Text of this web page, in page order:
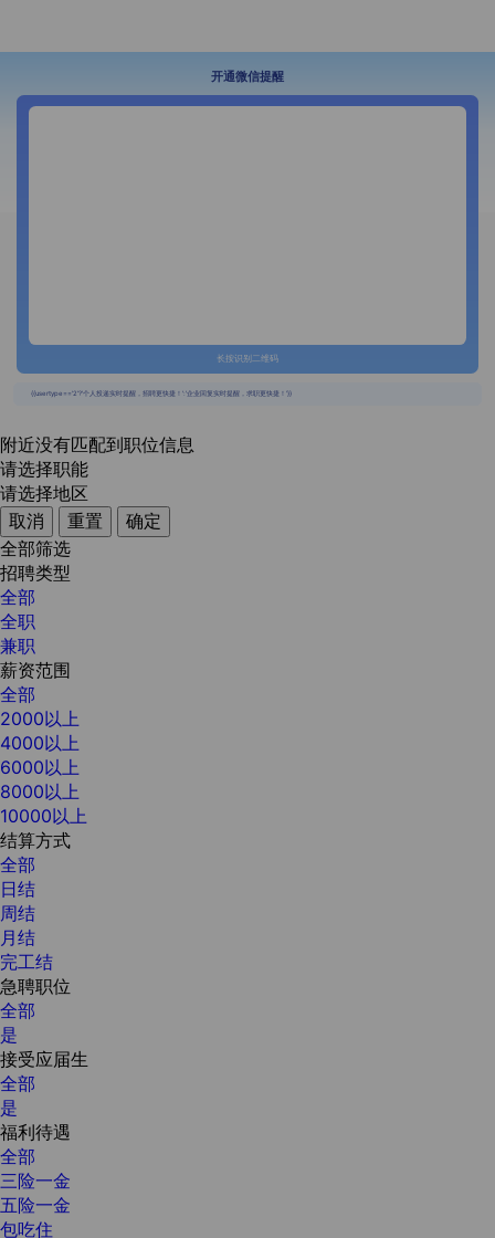
开通微信提醒
长按识别二维码
{{usertype=='2'?'个人投递实时提醒，招聘更快捷！':'企业回复实时提醒，求职更快捷！'}}
附近没有匹配到职位信息
请选择职能
请选择地区
取消
重置
确定
全部筛选
招聘类型
全部
全职
兼职
薪资范围
全部
2000以上
4000以上
6000以上
8000以上
10000以上
结算方式
全部
日结
周结
月结
完工结
急聘职位
全部
是
接受应届生
全部
是
福利待遇
全部
三险一金
五险一金
包吃住